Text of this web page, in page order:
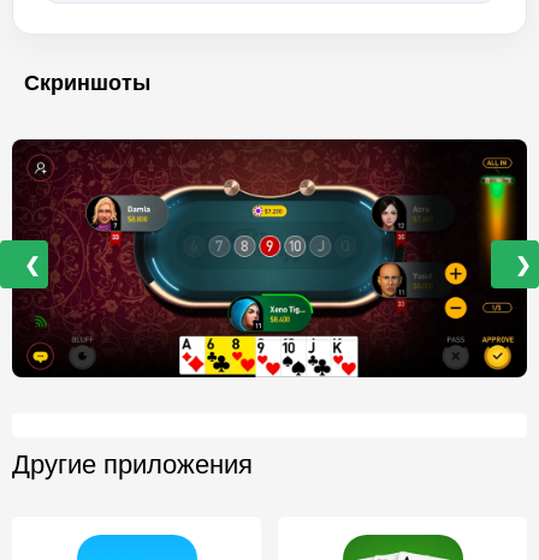
Скриншоты
❮ ❯
Другие приложения